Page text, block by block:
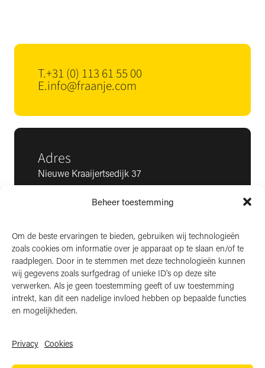
Beheer toestemming
Om de beste ervaringen te bieden, gebruiken wij technologieën
zoals cookies om informatie over je apparaat op te slaan en/of te
raadplegen. Door in te stemmen met deze technologieën kunnen
wij gegevens zoals surfgedrag of unieke ID's op deze site
verwerken. Als je geen toestemming geeft of uw toestemming
intrekt, kan dit een nadelige invloed hebben op bepaalde functies
en mogelijkheden.
Privacy Cookies
T.+31 (0) 113 61 55 00
E.info@fraanje.com
Adres
Nieuwe Kraaijertsedijk 37
4458 NK ’s-Heer Arendskerke
BTW: NL006850807
LinkedIn
Instagram
Facebook
Algemene voorwaarden